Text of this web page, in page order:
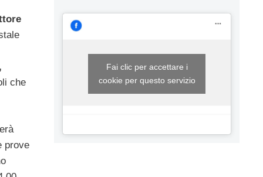
che
prove
Fai clic per accettare i
cookie per questo servizio